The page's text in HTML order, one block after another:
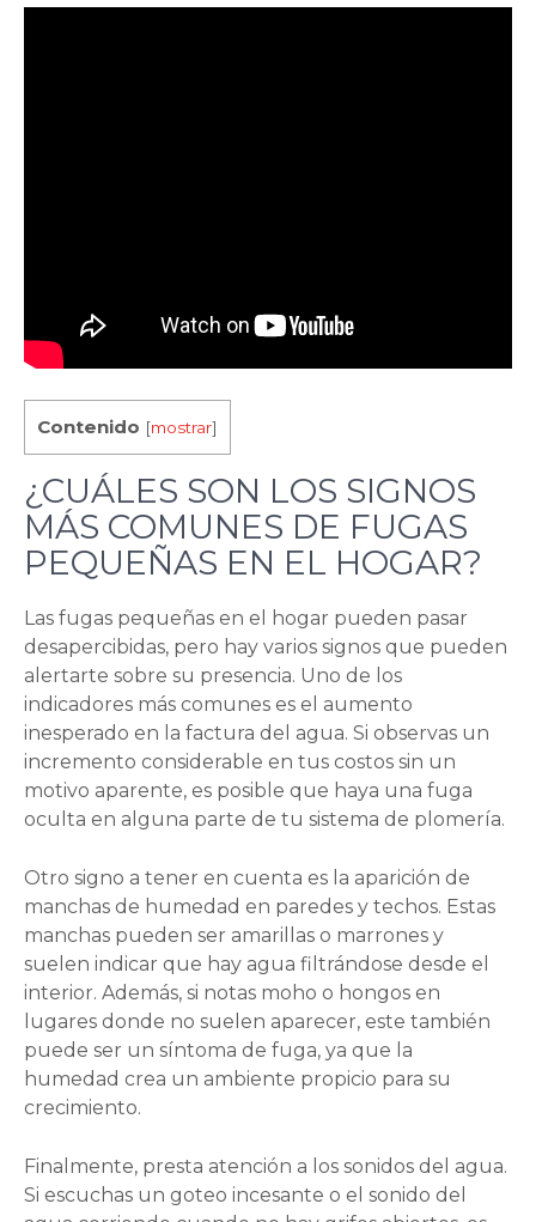
Contenido [mostrar]
¿CUÁLES SON LOS SIGNOS
MÁS COMUNES DE FUGAS
PEQUEÑAS EN EL HOGAR?
Las fugas pequeñas en el hogar pueden pasar
desapercibidas, pero hay varios signos que pueden
alertarte sobre su presencia. Uno de los
indicadores más comunes es el aumento
inesperado en la factura del agua. Si observas un
incremento considerable en tus costos sin un
motivo aparente, es posible que haya una fuga
oculta en alguna parte de tu sistema de plomería.
Otro signo a tener en cuenta es la aparición de
manchas de humedad en paredes y techos. Estas
manchas pueden ser amarillas o marrones y
suelen indicar que hay agua filtrándose desde el
interior. Además, si notas moho o hongos en
lugares donde no suelen aparecer, este también
puede ser un síntoma de fuga, ya que la
humedad crea un ambiente propicio para su
crecimiento.
Finalmente, presta atención a los sonidos del agua.
Si escuchas un goteo incesante o el sonido del